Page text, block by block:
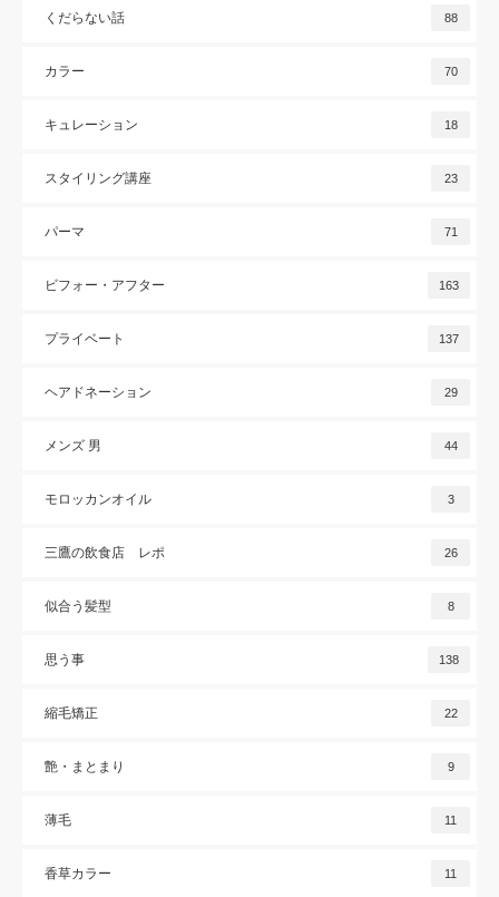
くだらない話 88
カラー 70
キュレーション 18
スタイリング講座 23
パーマ 71
ビフォー・アフター 163
プライベート 137
ヘアドネーション 29
メンズ 男 44
モロッカンオイル 3
三鷹の飲食店 レポ 26
似合う髪型 8
思う事 138
縮毛矯正 22
艶・まとまり 9
薄毛 11
香草カラー 11